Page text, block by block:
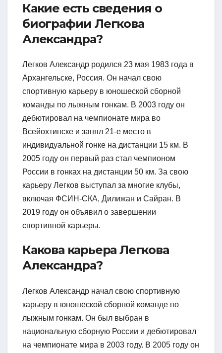
Какие есть сведения о
биографии Легкова
Александра?
Легков Александр родился 23 мая 1983 года в
Архангельске, Россия. Он начал свою
спортивную карьеру в юношеской сборной
команды по лыжным гонкам. В 2003 году он
дебютировал на чемпионате мира во
Всейохтинске и занял 21-е место в
индивидуальной гонке на дистанции 15 км. В
2005 году он первый раз стал чемпионом
России в гонках на дистанции 50 км. За свою
карьеру Легков выступал за многие клубы,
включая ФСИН-СКА, Дилижан и Сайран. В
2019 году он объявил о завершении
спортивной карьеры.
Какова карьера Легкова
Александра?
Легков Александр начал свою спортивную
карьеру в юношеской сборной команде по
лыжным гонкам. Он был выбран в
национальную сборную России и дебютировал
на чемпионате мира в 2003 году. В 2005 году он